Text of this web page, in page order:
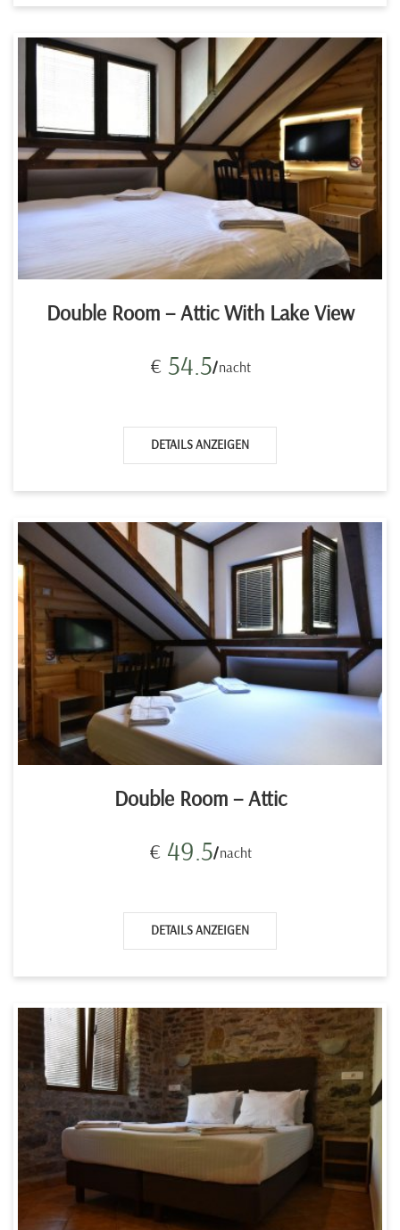
Double Room – Attic With Lake View
€ 54.5nacht
DETAILS ANZEIGEN
Double Room – Attic
€ 49.5nacht
DETAILS ANZEIGEN